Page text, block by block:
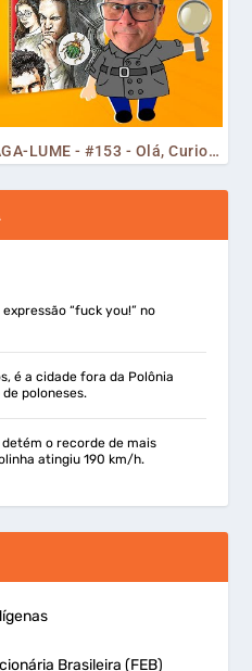
MEMÓRIAS DA COLEÇÃO VAGA-LUME - #153 - Olá, Curiosos! 2023
“fuck you!” no
é a cidade fora da Polônia
poloneses.
detém o recorde de mais
atingiu 190 km/h.
Brasileira (FEB)